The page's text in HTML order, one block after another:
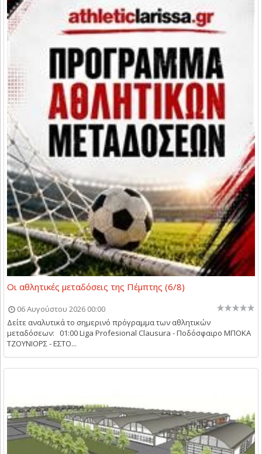
Οι αθλητικές μεταδόσεις της Πέμπτης (6/8)
06 Αυγούστου 2026 00:00
Δείτε αναλυτικά το σημερινό πρόγραμμα των αθλητικών
μεταδόσεων: 01:00 Liga Profesional Clausura - Ποδόσφαιρο ΜΠΟΚΑ
ΤΖΟΥΝΙΟΡΣ - ΕΣΤΟ...